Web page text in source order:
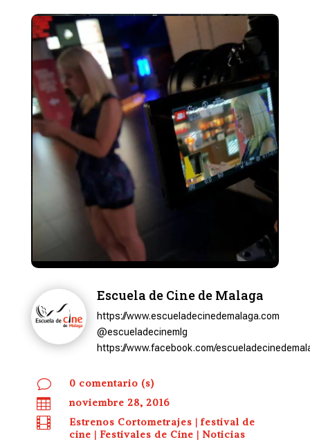
Escuela de Cine de Malaga
https://www.escueladecinedemalaga.com
@escueladecinemlg
https://www.facebook.com/
v 0 comentario (s)
 noviembre 28, 2016
 Estrenos Cortometrajes | festival de
cine | Festivales de Cine | Noticias